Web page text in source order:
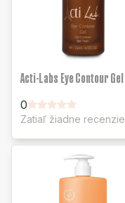
Acti-Labs Eye Contour Gel
0
Zatiaľ žiadne recenzie